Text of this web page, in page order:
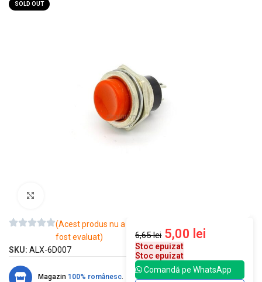
SOLD OUT
(Acest produs nu a
fost evaluat)
SKU: ALX-6D007
Magazin 100% românesc.
6,65lei 5,00 lei
Stoc epuizat
Stoc epuizat
Comandă pe WhatsApp